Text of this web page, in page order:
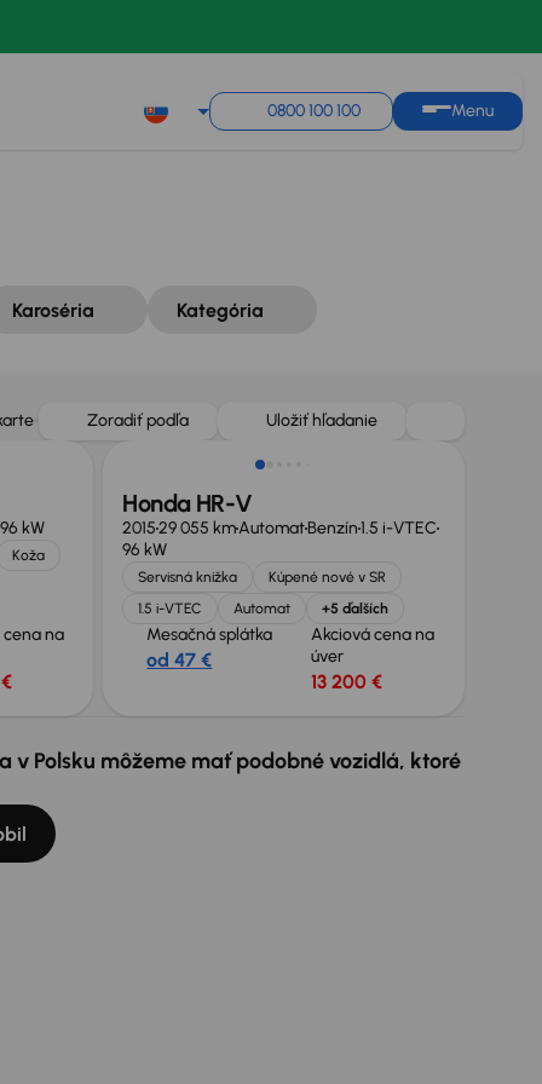
0800 100 100 Menu
Karoséria Kategória
Zoradiť podľa Uložiť hľadanie
96 kW
Koža
na
Honda HR-V
201529 055 kmAutomatBenzín1.5 i-VTEC
96 kW
Servisná knižka
Kúpené nové v SR
1.5 i-VTEC
Automat +5 ďalších
Mesačná splátka
od 47 €
Akciová cena na
úver
13 200 €
v Polsku môžeme mať podobné vozidlá, ktoré